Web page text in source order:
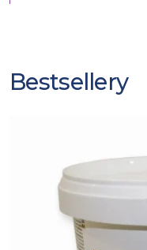
Bestsellery